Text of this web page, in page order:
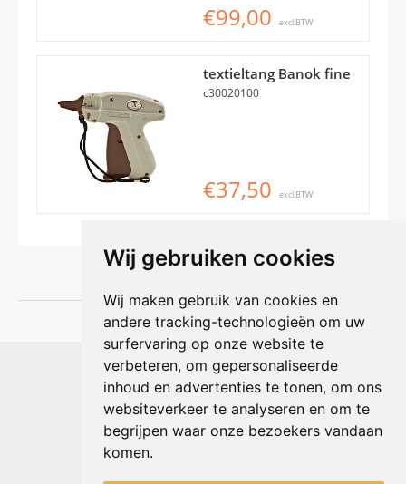
Wij gebruiken cookies
Wij maken gebruik van cookies en
andere tracking-technologieën om uw
surfervaring op onze website te
verbeteren, om gepersonaliseerde
inhoud en advertenties te tonen, om ons
websiteverkeer te analyseren en om te
begrijpen waar onze bezoekers vandaan
komen.
€99,00 excl.BTW
textieltang Banok fine
c30020100
€37,50 excl.BTW
Shophouse online
Max Planckstraat 4
6716 BE Ede, Nederland
Telefoon:+31(0)318 618 121
E-mail: info@shophouse.nl
Geopend: ma t/m vr 09:00-17:00 uur